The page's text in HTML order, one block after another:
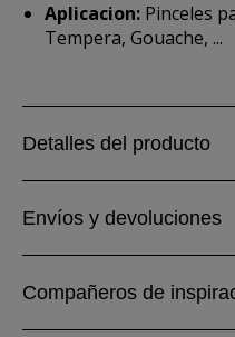
Aplicacion: Pinceles
Tempera, Gouache, ...
Detalles del producto
Envíos y devoluciones
Compañeros de